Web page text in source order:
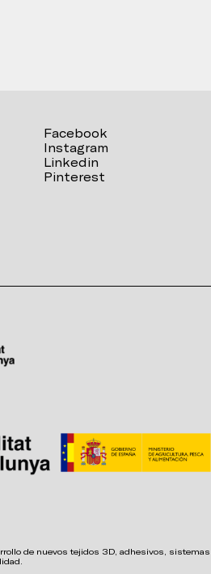
Facebook
Instagram
Linkedin
Pinterest
de nuevos tejidos 3D, adhesivos,